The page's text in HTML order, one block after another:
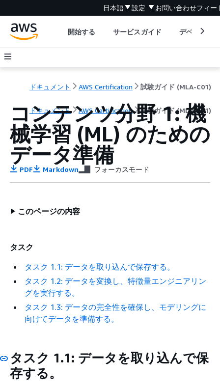
日本語 設定 お問い合わせフィー
開始する サービスガイド デベロッパ
ドキュメント AWS Certification 試験ガイド (MLA-C01)
ドキュメント AWS Certification 試験ガイド (MLA-C01)
コンテンツ分野 1: 機
械学習 (ML) のための
データ準備
PDF Markdown フォーカスモード
このページの内容
タスク
タスク 1.1: データを取り込んで保存する。
タスク 1.2: データを変換し、特徴量エンジニアリン
グを実行する。
タスク 1.3: データの完全性を確保し、モデリングに
向けてデータを準備する。
タスク 1.1: データを取り込んで保
存する。